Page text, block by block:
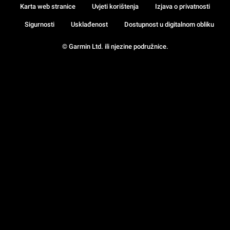
© Garmin Ltd. ili njezine podružnice.
Karta web stranice Uvjeti korištenja Izjava o privatnosti
Sigurnosti Usklađenost Dostupnost u digitalnom obliku